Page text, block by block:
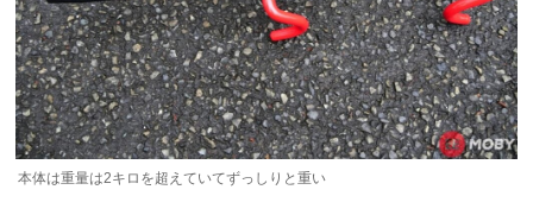
本体は重量は2キロを超えていてずっしりと重い